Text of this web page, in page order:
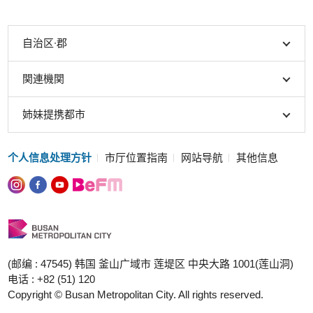
自治区∙郡
関連機関
姉妹提携都市
个人信息处理方针 市厅位置指南 网站导航 其他信息
(邮编 : 47545) 韩国 釜山广域市 莲堤区 中央大路 1001(莲山洞)
电话 : +82 (51) 120
Copyright © Busan Metropolitan City. All rights reserved.